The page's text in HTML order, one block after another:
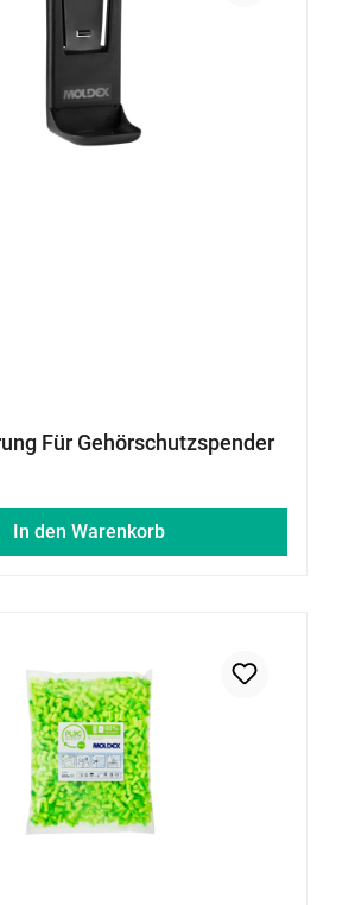
Für Gehörschutzspender
In den Warenkorb